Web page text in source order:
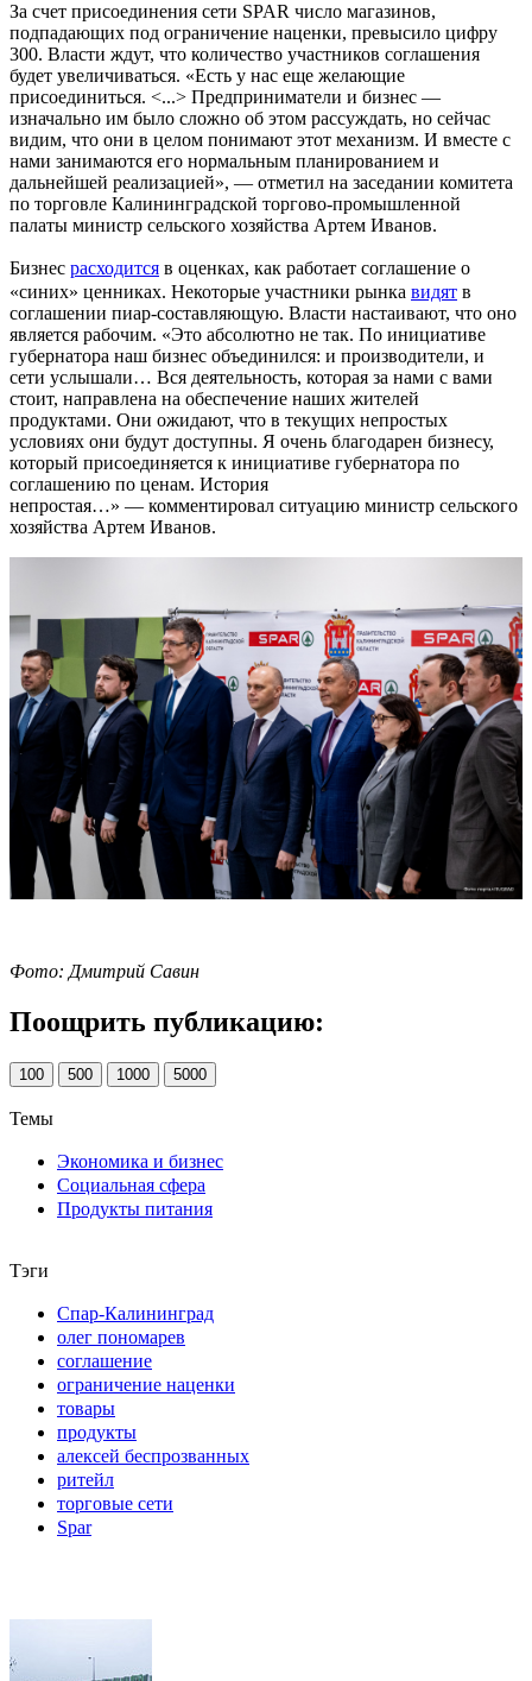
За счет присоединения сети SPAR число магазинов,
подпадающих под ограничение наценки, превысило цифру
300. Власти ждут, что количество участников соглашения
будет увеличиваться. «Есть у нас еще желающие
присоединиться. <...> Предприниматели и бизнес —
изначально им было сложно об этом рассуждать, но сейчас
видим, что они в целом понимают этот механизм. И вместе с
нами занимаются его нормальным планированием и
дальнейшей реализацией», — отметил на заседании комитета
по торговле Калининградской торгово-промышленной
палаты министр сельского хозяйства Артем Иванов.
Бизнес расходится в оценках, как работает соглашение о
«синих» ценниках. Некоторые участники рынка видят в
соглашении пиар-составляющую. Власти настаивают, что оно
является рабочим. «Это абсолютно не так. По инициативе
губернатора наш бизнес объединился: и производители, и
сети услышали… Вся деятельность, которая за нами с вами
стоит, направлена на обеспечение наших жителей
продуктами. Они ожидают, что в текущих непростых
условиях они будут доступны. Я очень благодарен бизнесу,
который присоединяется к инициативе губернатора по
соглашению по ценам. История
непростая…» — комментировал ситуацию министр сельского
хозяйства Артем Иванов.
Фото: Дмитрий Савин
Поощрить публикацию:
100 500 1000 5000
Темы
Экономика и бизнес
Социальная сфера
Продукты питания
Тэги
Спар-Калининград
олег пономарев
соглашение
ограничение наценки
товары
продукты
алексей беспрозванных
ритейл
торговые сети
Spar